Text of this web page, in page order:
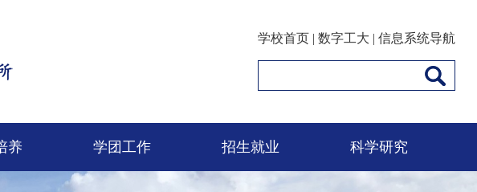
学校首页 | 数字工大 | 信息系统导航
养 学团工作 招生就业 科学研究